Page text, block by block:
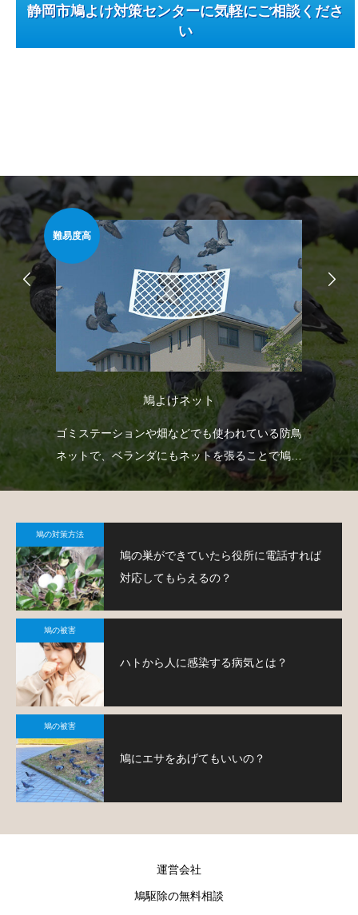
静岡市鳩よけ対策センターに気軽にご相談くださ
い
難易度高
鳩よけネット
ゴミステーションや畑などでも使われている防鳥
ネットで、ベランダにもネットを張ることで鳩対
策が可能です。
鳩の対策方法
鳩の巣ができていたら役所に電話すれば
対応してもらえるの？
鳩の被害
ハトから人に感染する病気とは？
鳩の被害
鳩にエサをあげてもいいの？
運営会社
鳩駆除の無料相談